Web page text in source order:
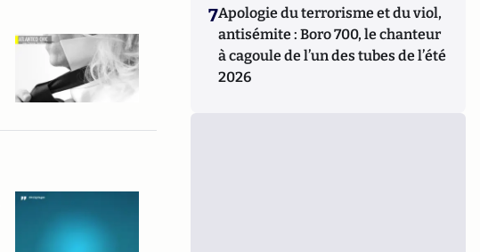
7Apologie du terrorisme et du viol,
antisémite : Boro 700, le chanteur
à cagoule de l’un des tubes de l’été
2026